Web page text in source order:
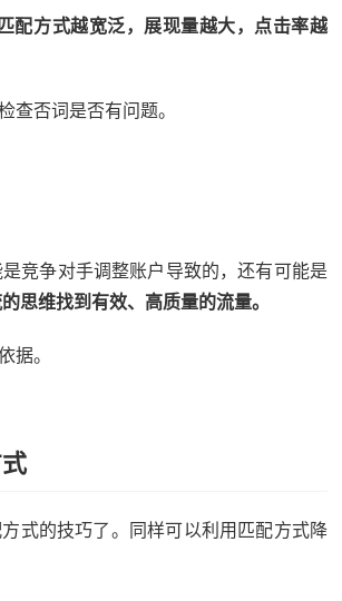
匹配方式越宽泛，展现量越大，点击率越
否词是否有问题。
竞争对手调整账户导致的，还有可能是
思维找到有效、高质量的流量。
据。
式的技巧了。同样可以利用匹配方式降